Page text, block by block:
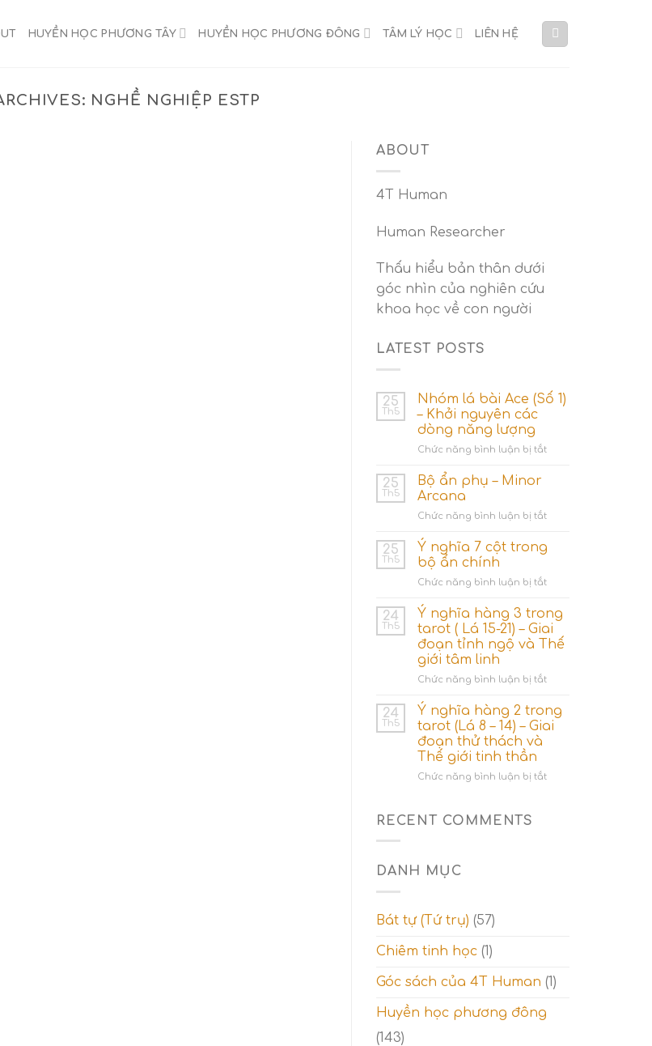
HUYỀN HỌC PHƯƠNG TÂY HUYỀN HỌC PHƯƠNG ĐÔNG TÂM LÝ HỌC LIÊN HỆ
NGHỀ NGHIỆP ESTP
ABOUT
4T Human
Human Researcher
Thấu hiểu bản thân dưới
góc nhìn của nghiên cứu
khoa học về con người
LATEST POSTS
25
Th5
Nhóm lá bài Ace (Số 1)
– Khởi nguyên các
dòng năng lượng
Chức năng bình luận bị tắtở
(Số
–
các
năng
lượng
25
Th5
Bộ ẩn phụ – Minor
Arcana
Chức năng bình luận bị tắtở
phụ
Minor
25
Th5
Ý nghĩa 7 cột trong
bộ ẩn chính
Chức năng bình luận bị tắtở
nghĩa
cột
trong
ẩn
24
Th5
Ý nghĩa hàng 3 trong
tarot ( Lá 15-21) – Giai
đoạn tỉnh ngộ và Thế
giới tâm linh
Chức năng bình luận bị tắtở
nghĩa
hàng
3
(
24
Th5
Ý nghĩa hàng 2 trong
tarot (Lá 8 – 14) – Giai
đoạn thử thách và
Thế giới tinh thần
Chức năng bình luận bị tắtở
thách
RECENT COMMENTS
DANH MỤC
Bát tự (Tứ trụ) (57)
Chiêm tinh học (1)
Góc sách của 4T Human (1)
Huyền học phương đông
(143)